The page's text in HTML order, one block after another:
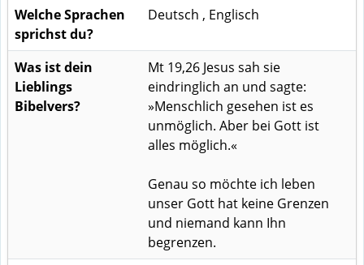
Welche Sprachen
sprichst du?
Deutsch , Englisch
Was ist dein
Lieblings
Bibelvers?
Mt 19,26 Jesus sah sie
eindringlich an und sagte:
»Menschlich gesehen ist es
unmöglich. Aber bei Gott ist
alles möglich.«
Genau so möchte ich leben
unser Gott hat keine Grenzen
und niemand kann Ihn
begrenzen.